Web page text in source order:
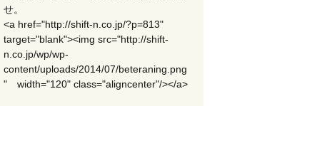
せ。
<a href="http://shift-n.co.jp/?p=813"
target="blank"><img src="http://shift-
n.co.jp/wp/wp-
content/uploads/2014/07/beteraning.png
" width="120" class="aligncenter"/></a>